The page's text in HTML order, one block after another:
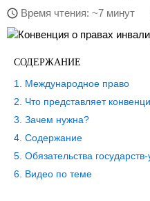
Время чтения: ~7 минут
СОДЕРЖАНИЕ
Международное право
Что представляет
Зачем нужна?
Содержание
Обязательства государств-
Видео по теме